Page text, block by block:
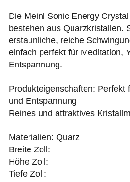
Die Meinl Sonic Energy
bestehen aus Quarzkristallen.
erstaunliche, reiche
einfach perfekt für Meditation,
Entspannung.
Produkteigenschaften: Perfekt
und Entspannung
Reines und attraktives
Materialien: Quarz
Breite Zoll:
Höhe Zoll:
Tiefe Zoll: